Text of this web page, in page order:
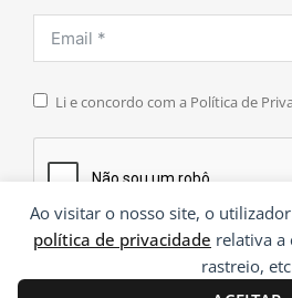
Ao visitar o nosso site, o
política de privacidade relativa a
rastreio,
Li e concordo com a Política de
INSCREVER